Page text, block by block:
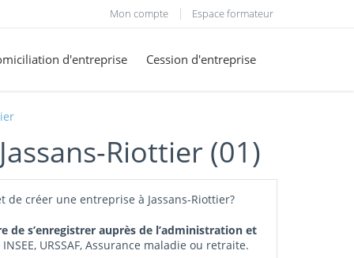
Mon compte Espace formateur
d'entreprise Cession d'entreprise
Riottier (01)
créer une entreprise à Jassans-Riottier?
de s’enregistrer auprès de l’administration et
URSSAF, Assurance maladie ou retraite.